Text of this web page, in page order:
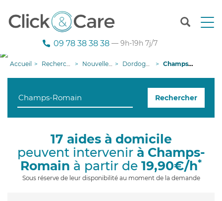
T
n
g
09 78 38 38 38 — 9h-19h 7j/7
Accueil Recherche aide à domicile Nouvelle-Aquitaine Dordogne Champs-Romain
Rechercher
17 aides à domicile
peuvent intervenir à Champs-
Romain à partir de 19,90€/h*
Sous réserve de leur disponibilité au moment de la demande